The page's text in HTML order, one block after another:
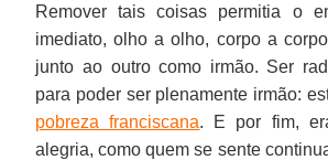
Remover tais coisas permitia o
imediato, olho a olho, corpo a
junto ao outro como irmão. Ser
para poder ser plenamente irmão:
pobreza franciscana. E por fim,
alegria, como quem se sente